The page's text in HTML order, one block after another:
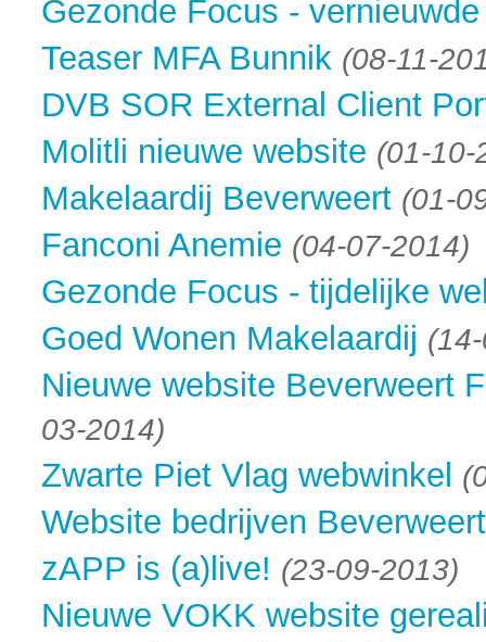
Gezonde Focus -
Teaser MFA Bunnik (08-11-
DVB SOR External Client
Molitli nieuwe website (01-10-
Makelaardij Beverweert (01-
Fanconi Anemie (04-07-2014)
Gezonde Focus - tijdelijke
Goed Wonen Makelaardij
Nieuwe website Beverweert
03-2014)
Zwarte Piet Vlag webwinkel
Website bedrijven
zAPP is (a)live! (23-09-2013)
Nieuwe VOKK website